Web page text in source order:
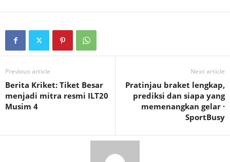
Previous article
Berita Kriket: Tiket Besar
menjadi mitra resmi ILT20
Musim 4
Next article
Pratinjau braket lengkap,
prediksi dan siapa yang
memenangkan gelar ·
SportBusy